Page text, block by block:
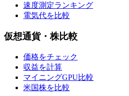
速度測定ランキング
電気代を比較
仮想通貨・株比較
価格をチェック
収益を計算
マイニングGPU比較
米国株を比較